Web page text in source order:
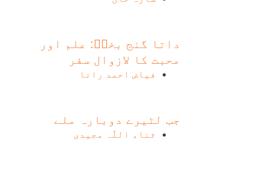
داتا گنج بخشؒ: علم اور
محبت کا لازوال سفر
فیاض احمد رانا
جب لٹیرے دوبارہ ملے
ثناء اللّٰہ مجیدی